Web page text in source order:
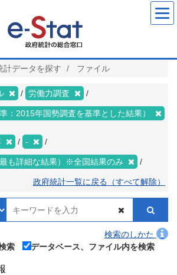
計データを探す ファイル
労働力調査
：2015年国勢調査を基準とした結果）
-
も詳細な結果）※全国結果のみ
政府統計一覧に戻る（すべて解除）
検索のしかた
索
データベース、ファイル内を検索